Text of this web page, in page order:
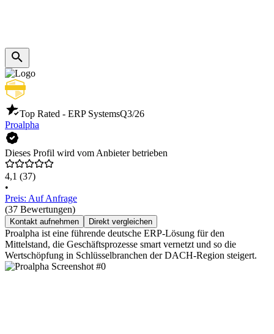
Top Rated - ERP SystemsQ3/26
Proalpha
Dieses Profil wird vom Anbieter betrieben
4,1 (37)
•
Preis: Auf Anfrage
(37 Bewertungen)
Kontakt aufnehmen Direkt vergleichen
Proalpha ist eine führende deutsche ERP-Lösung für den
Mittelstand, die Geschäftsprozesse smart vernetzt und so die
Wertschöpfung in Schlüsselbranchen der DACH-Region steigert.